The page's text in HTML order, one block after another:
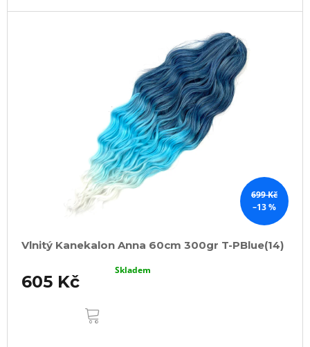
699 Kč
–13 %
Vlnitý Kanekalon Anna 60cm 300gr T-PBlue(14)
605 Kč
Skladem